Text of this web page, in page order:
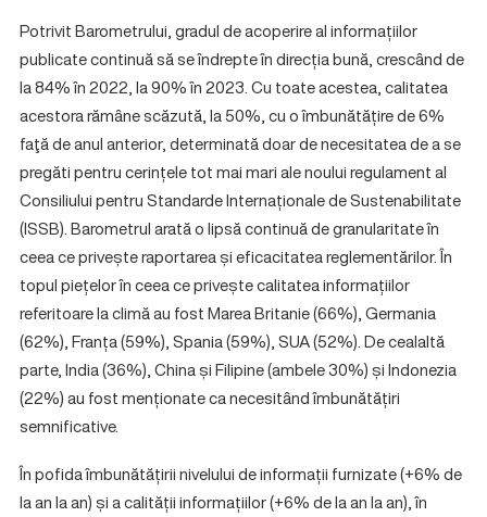
Potrivit Barometrului, gradul de acoperire al informațiilor
publicate continuă să se îndrepte în direcția bună, crescând de
la 84% în 2022, la 90% în 2023. Cu toate acestea, calitatea
acestora rămâne scăzută, la 50%, cu o îmbunătățire de 6%
faţă de anul anterior, determinată doar de necesitatea de a se
pregăti pentru cerințele tot mai mari ale noului regulament al
Consiliului pentru Standarde Internaționale de Sustenabilitate
(ISSB). Barometrul arată o lipsă continuă de granularitate în
ceea ce privește raportarea și eficacitatea reglementărilor. În
topul piețelor în ceea ce privește calitatea informațiilor
referitoare la climă au fost Marea Britanie (66%), Germania
(62%), Franța (59%), Spania (59%), SUA (52%). De cealaltă
parte, India (36%), China și Filipine (ambele 30%) și Indonezia
(22%) au fost menționate ca necesitând îmbunătățiri
semnificative.
În pofida îmbunătățirii nivelului de informații furnizate (+6% de
la an la an) și a calității informațiilor (+6% de la an la an), în